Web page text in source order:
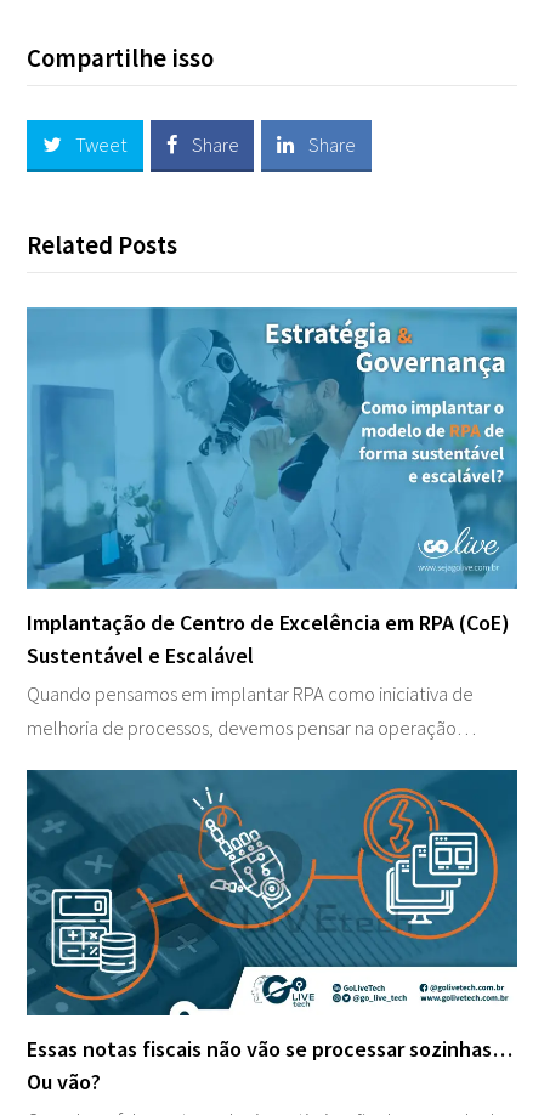
Compartilhe isso
Tweet Share Share
Related Posts
Implantação de Centro de Excelência em RPA (CoE)
Sustentável e Escalável
Quando pensamos em implantar RPA como iniciativa de
melhoria de processos, devemos pensar na operação…
Essas notas fiscais não vão se processar sozinhas…
Ou vão?